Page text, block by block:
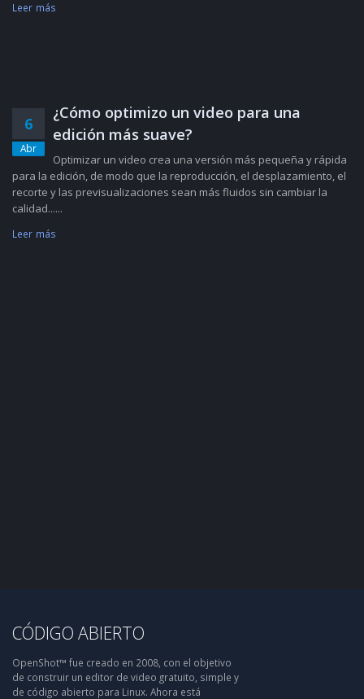
Leer más
6
Abr
¿Cómo optimizo un video para una
edición más suave?
Optimizar un video crea una versión más pequeña y rápida
para la edición, de modo que la reproducción, el desplazamiento, el
recorte y las previsualizaciones sean más fluidos sin cambiar la
calidad......
Leer más
CÓDIGO ABIERTO
OpenShot™ fue creado en 2008, con el objetivo
de construir un editor de video gratuito, simple y
de código abierto para Linux. Ahora está